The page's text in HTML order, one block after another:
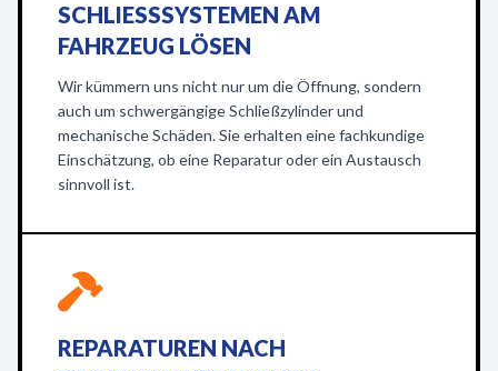
SCHLIESSSYSTEMEN AM F
AHRZEUG LÖSEN
Wir kümmern uns nicht nur um die Öffnung, sondern
auch um schwergängige Schließzylinder und
mechanische Schäden. Sie erhalten eine fachkundige
Einschätzung, ob eine Reparatur oder ein Austausch
sinnvoll ist.
REPARATUREN NACH